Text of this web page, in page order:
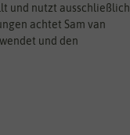
und nutzt ausschließlich
achtet Sam van
und den